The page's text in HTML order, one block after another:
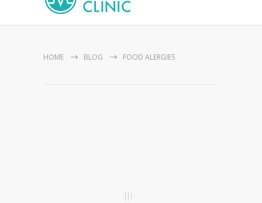
HOME BLOG FOOD ALERGIES